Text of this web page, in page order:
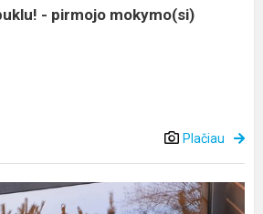
- pirmojo mokymo(si)
Plačiau